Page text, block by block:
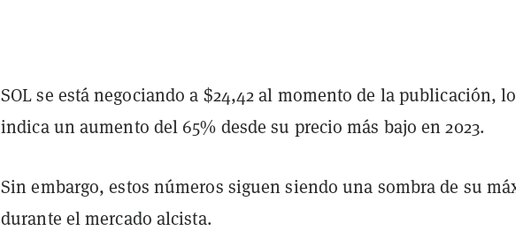
SOL se está negociando a $24,42 al momento de la publicación,
indica un aumento del 65% desde su precio más bajo en 2023.
Sin embargo, estos números siguen siendo una sombra de su
durante el mercado alcista.